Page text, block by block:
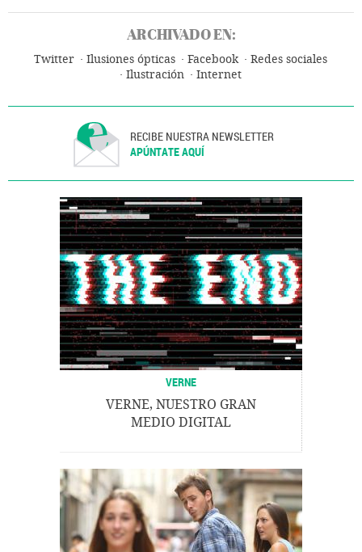
ARCHIVADO EN:
Twitter Ilusiones ópticas Facebook
Redes sociales
Ilustración
Internet
RECIBE NUESTRA NEWSLETTER
APÚNTATE AQUÍ
VERNE
VERNE, NUESTRO GRAN
MEDIO DIGITAL